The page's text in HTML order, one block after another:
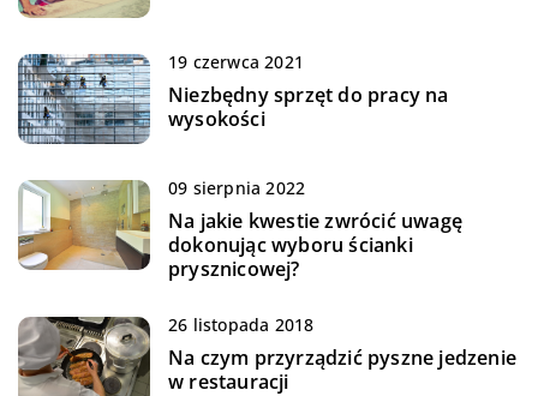
19 czerwca 2021
Niezbędny sprzęt do pracy na
wysokości
09 sierpnia 2022
Na jakie kwestie zwrócić uwagę
dokonując wyboru ścianki
prysznicowej?
26 listopada 2018
Na czym przyrządzić pyszne jedzenie
w restauracji